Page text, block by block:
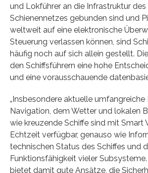
und Lokführer an die Infrastruktur
Schienennetzes gebunden sind und
weltweit auf eine elektronische
Steuerung verlassen können, sind
häufig noch auf sich allein gestellt.
den Schiffsführern eine hohe
und eine vorausschauende
„Insbesondere aktuelle
Navigation, dem Wetter und lokalen
wie kreuzende Schiffe sind mit Smart
Echtzeit verfügbar, genauso wie
technischen Status des Schiffes und
Funktionsfähigkeit vieler
bietet damit gute Ansätze, die